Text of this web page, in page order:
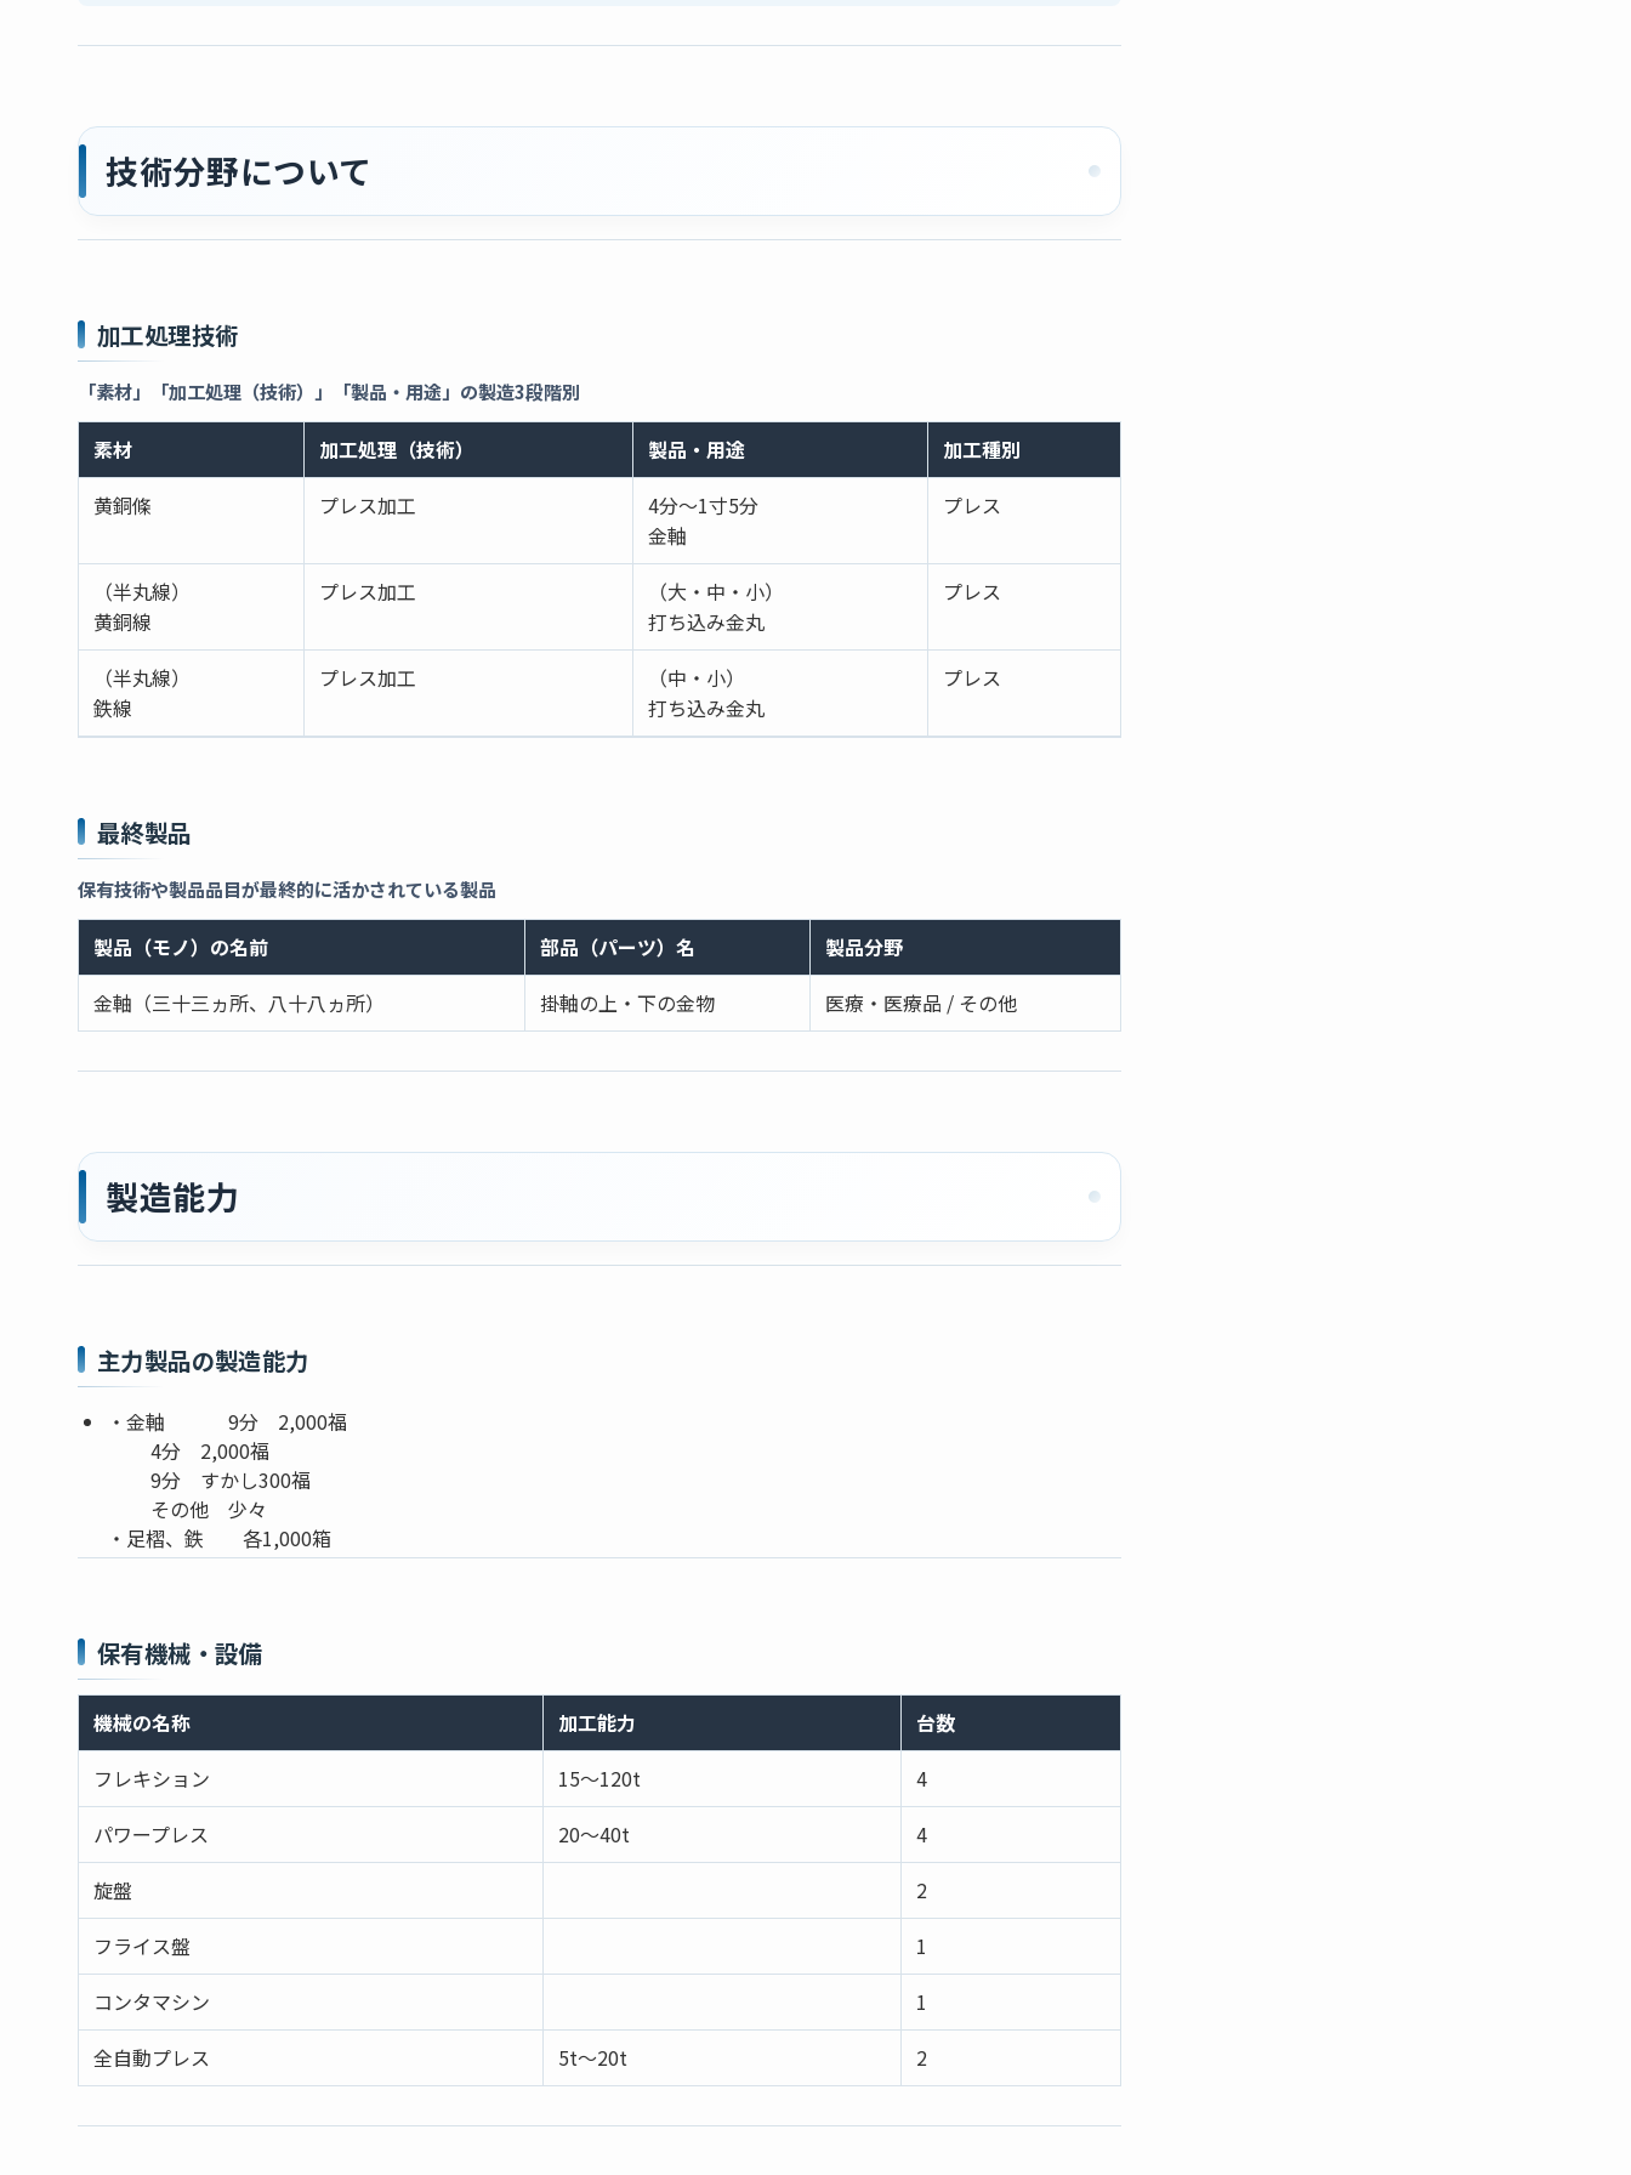
技術分野について
加工処理技術
「素材」「加工処理（技術）」「製品・用途」の製造3段階別
素材 加工処理（技術） 製品・用途
加工種別
黄銅條
プレス加工
4分～1寸5分
金軸
プレス
（半丸線）
黄銅線
プレス加工
（大・中・小）
打ち込み金丸
プレス
（半丸線）
鉄線
プレス加工
（中・小）
打ち込み金丸
プレス
最終製品
保有技術や製品品目が最終的に活かされている製品
製品（モノ）の名前 部品（パーツ）名
製品分野
金軸（三十三ヵ所、八十八ヵ所）
掛軸の上・下の金物 医療・医療品 / その他
製造能力
主力製品の製造能力
・金軸 9分 2,000福
4分 2,000福
9分 すかし300福
その他 少々
・足槢、鉄 各1,000箱
保有機械・設備
機械の名称 加工能力
台数
フレキション
15～120t
4
パワープレス
20～40t
4
旋盤
2
フライス盤
1
コンタマシン
1
全自動プレス
5t～20t 2